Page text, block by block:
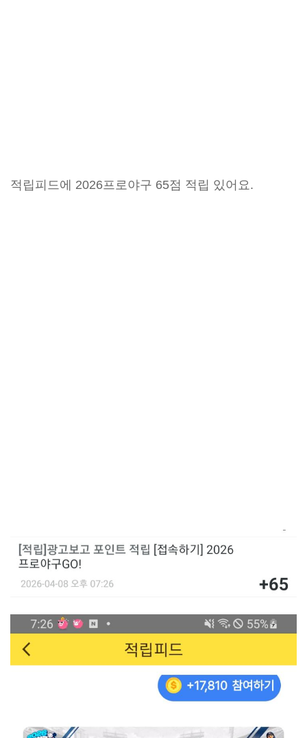
적립피드에 2026프로야구 65점 적립 있어요.